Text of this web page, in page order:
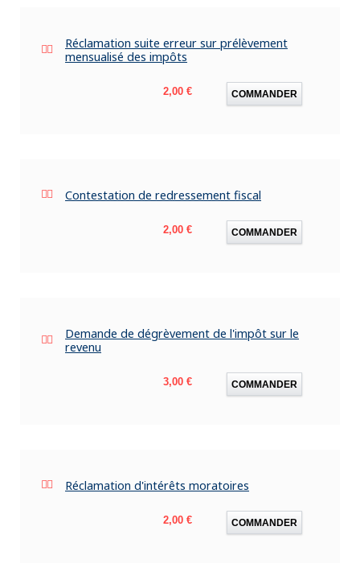
Réclamation suite erreur sur prélèvement
mensualisé des impôts
Prix
2,00 € COMMANDER
Contestation de redressement fiscal
Prix
2,00 € COMMANDER
Demande de dégrèvement de l'impôt sur le
revenu
Prix
3,00 € COMMANDER
Réclamation d'intérêts moratoires
Prix
2,00 € COMMANDER